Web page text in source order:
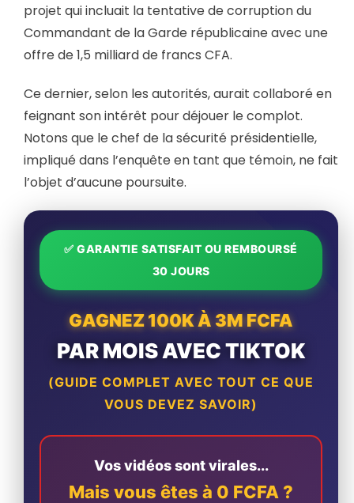
projet qui incluait la tentative de corruption du
Commandant de la Garde républicaine avec une
offre de 1,5 milliard de francs CFA.
Ce dernier, selon les autorités, aurait collaboré en
feignant son intérêt pour déjouer le complot.
Notons que le chef de la sécurité présidentielle,
impliqué dans l’enquête en tant que témoin, ne fait
l’objet d’aucune poursuite.
✅ GARANTIE SATISFAIT OU REMBOURSÉ
30 JOURS
GAGNEZ 100K À 3M FCFA
PAR MOIS AVEC TIKTOK
(GUIDE COMPLET AVEC TOUT CE QUE
VOUS DEVEZ SAVOIR)
Vos vidéos sont virales...
Mais vous êtes à 0 FCFA ?